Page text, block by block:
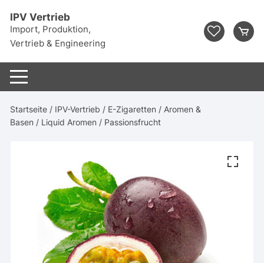
Inhalt
springen
IPV Vertrieb
Import, Produktion,
Vertrieb & Engineering
Startseite / IPV-Vertrieb / E-Zigaretten / Aromen &
Basen / Liquid Aromen / Passionsfrucht